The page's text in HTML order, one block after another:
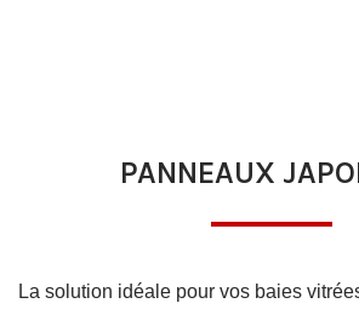
PANNEAUX
La solution idéale pour vos baies